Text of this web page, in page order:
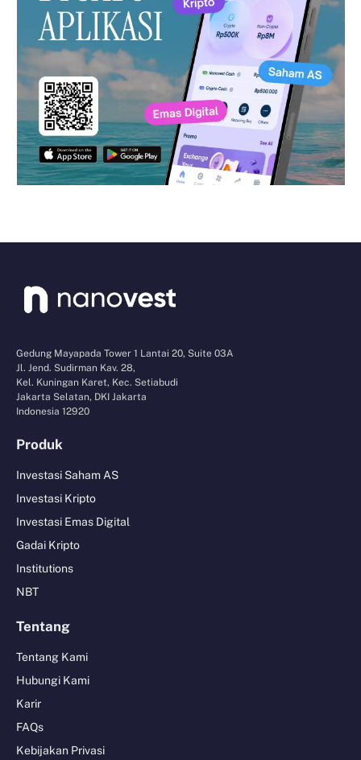
Gedung Mayapada Tower 1 Lantai 20, Suite 03A
Jl. Jend. Sudirman Kav. 28,
Kel. Kuningan Karet, Kec. Setiabudi
Jakarta Selatan, DKI Jakarta
Indonesia 12920
Produk
Investasi Saham AS
Investasi Kripto
Investasi Emas Digital
Gadai Kripto
Institutions
NBT
Tentang
Tentang Kami
Hubungi Kami
Karir
FAQs
Kebijakan Privasi